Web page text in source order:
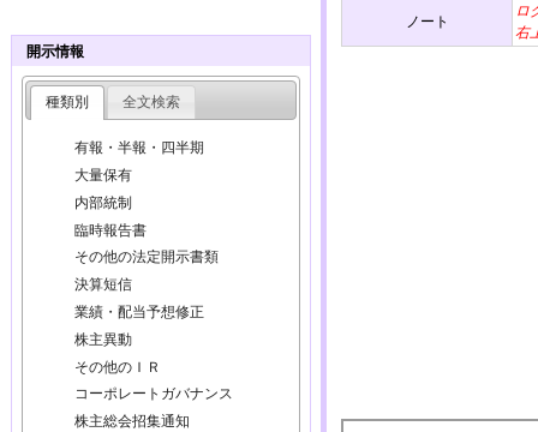
ノート
ロ
右
開示情報
種類別 全文検索
有報・半報・四半期
大量保有
内部統制
臨時報告書
その他の法定開示書類
決算短信
業績・配当予想修正
株主異動
その他のＩＲ
コーポレートガバナンス
株主総会招集通知